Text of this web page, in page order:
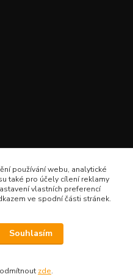
používání webu, analytické
také pro účely cílení reklamy
vlastních preferencí
ve spodní části stránek.
Souhlasím
zde.